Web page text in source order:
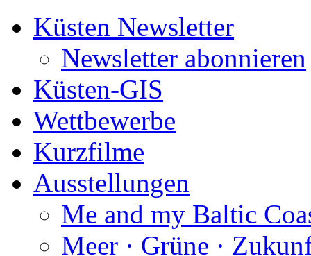
Küsten Newsletter
Newsletter abonnieren
Küsten-GIS
Wettbewerbe
Kurzfilme
Ausstellungen
Me and my Baltic
Meer · Grüne ·